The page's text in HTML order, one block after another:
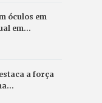
óculos em
em…
a força